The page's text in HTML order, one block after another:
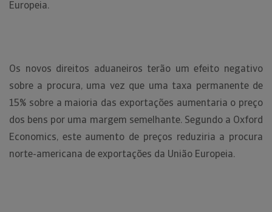
Europeia.
Os novos direitos aduaneiros terão um efeito negativo
sobre a procura, uma vez que uma taxa permanente de
15% sobre a maioria das exportações aumentaria o preço
dos bens por uma margem semelhante. Segundo a Oxford
Economics, este aumento de preços reduziria a procura
norte-americana de exportações da União Europeia.